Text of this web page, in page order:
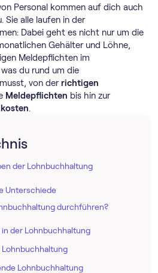
Personal kommen auf dich auch
Sie alle laufen in der
Dabei geht es nicht nur um die
Gehälter und Löhne,
Meldepflichten im
du rund um die
von derrichtigen
Meldepflichten bis hin zur
.
der Lohnbuchhaltung
Unterschiede
durchführen?
der Lohnbuchhaltung
Lohnbuchhaltung